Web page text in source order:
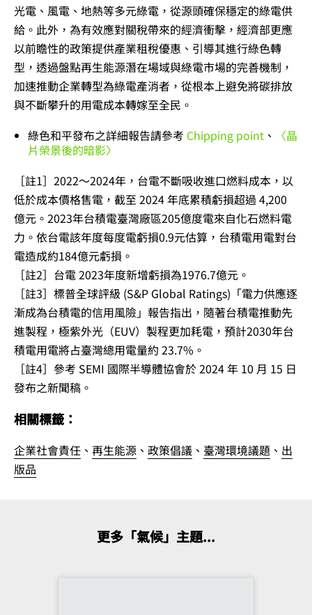
光電、風電、地熱等多元綠電，從源頭確保穩定的綠電供
給。此外，為有效應對關稅帶來的經濟衝擊，經濟部更應
以前瞻性的政策提供產業租稅優惠、引導其進行綠色轉
型，透過盤點再生能源潛在場域與綠電市場的完善機制，
加速推動企業轉型為綠電產消者，從根本上避免將碳排放
與不斷攀升的用電成本轉嫁至全民。
綠色和平發布之詳細報告請參考 Chipping point 、 〈晶
片榮景後的暗影〉
［註1］2022～2024年，台電不斷吸收進口燃料成本，以
低於成本價格售電，截至 2024 年底累積虧損超過 4,200
億元。2023年台積電臺灣廠區205億度電來自化石燃料電
力。依台電該年度每度電虧損0.9元估算，台積電用電對台
電造成約184億元虧損。
［註2］台電 2023年度新增虧損為1976.7億元。
［註3］標普全球評級 (S&P Global Ratings)「電力供應逐
漸成為台積電的信用風險」報告指出，隨著台積電推動先
進製程，極紫外光（EUV）製程更加耗電，預計2030年台
積電用電將占臺灣總用電量約 23.7%。
［註4］參考 SEMI 國際半導體協會於 2024 年 10 月 15 日
發布之新聞稿。
相關標籤：
企業社會責任 、 再生能源 、 政策倡議 、 臺灣環境議題 、 出
版品
更多「氣候」主題...